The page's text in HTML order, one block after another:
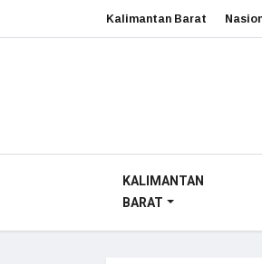
Kalimantan Barat
KALIMANTAN
BARAT